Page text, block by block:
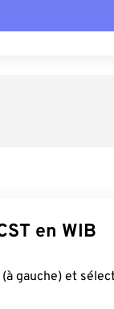
en WIB
(à gauche) et